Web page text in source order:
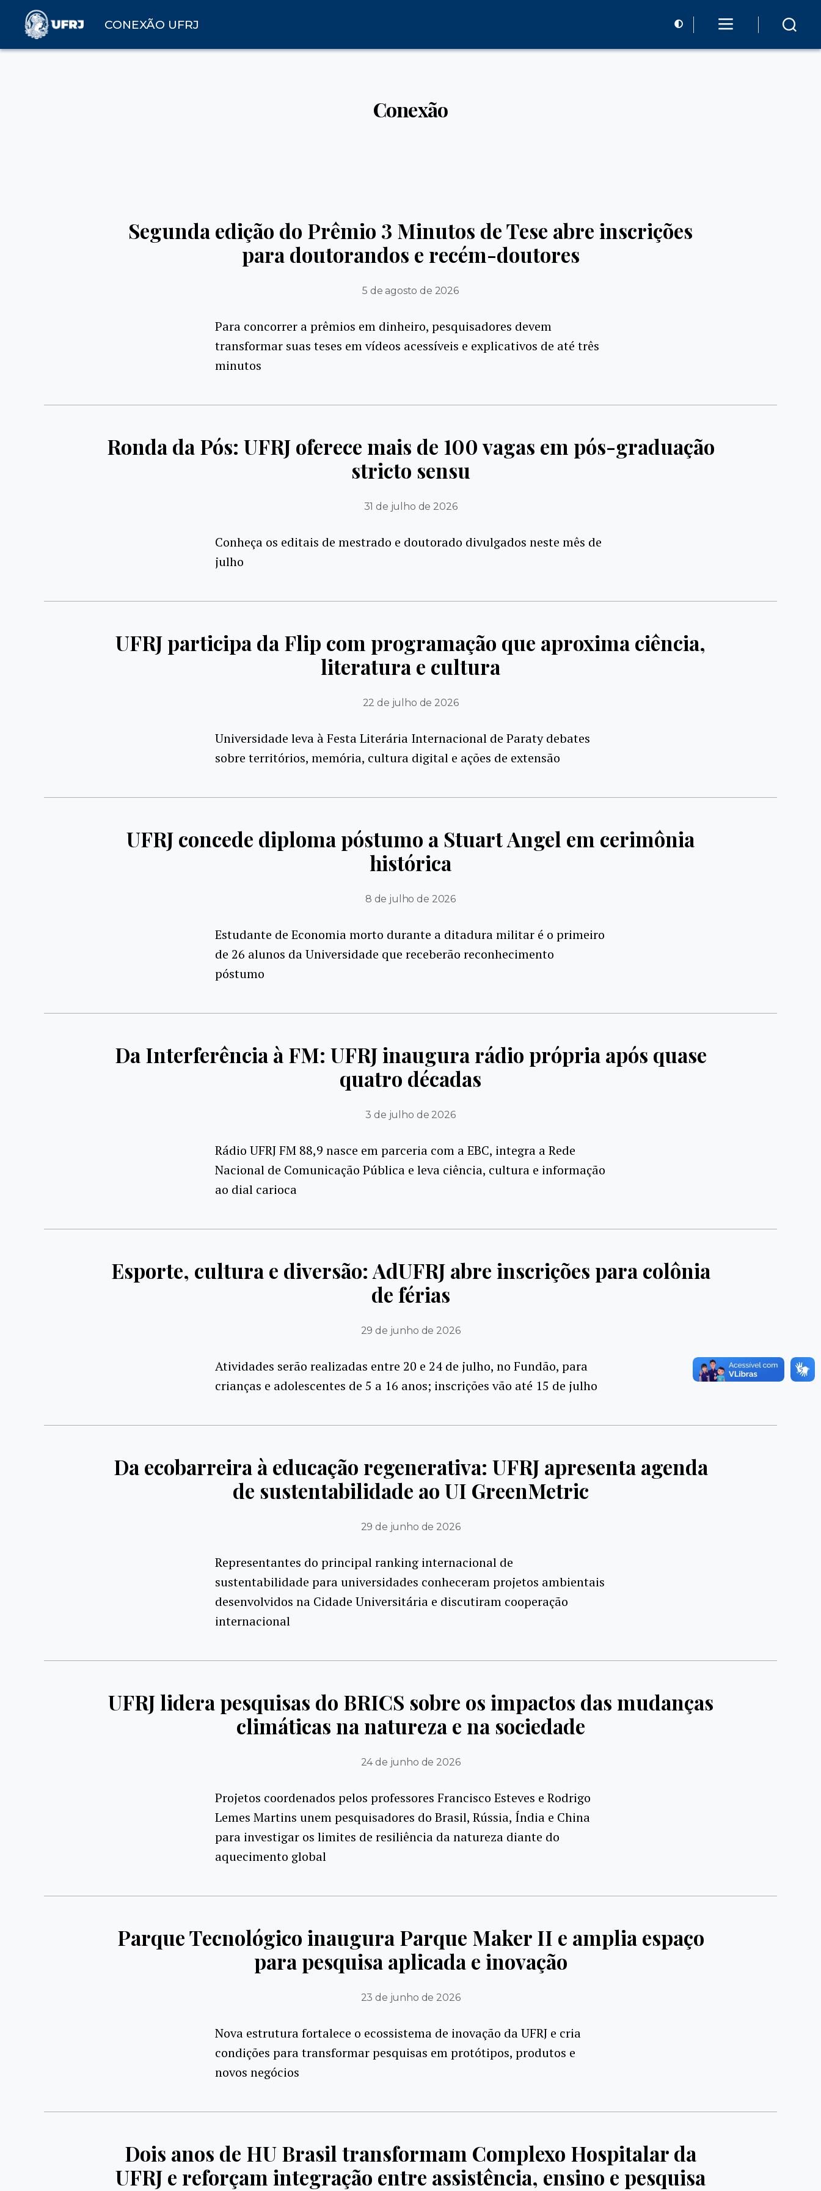
CONEXÃO UFRJ
Conexão
Segunda edição do Prêmio 3 Minutos de Tese abre inscrições
para doutorandos e recém-doutores
5 de agosto de 2026
Para concorrer a prêmios em dinheiro, pesquisadores devem
transformar suas teses em vídeos acessíveis e explicativos de até três
minutos
Ronda da Pós: UFRJ oferece mais de 100 vagas em pós-graduação
stricto sensu
31 de julho de 2026
Conheça os editais de mestrado e doutorado divulgados neste mês de
julho
UFRJ participa da Flip com programação que aproxima ciência,
literatura e cultura
22 de julho de 2026
Universidade leva à Festa Literária Internacional de Paraty debates
sobre territórios, memória, cultura digital e ações de extensão
UFRJ concede diploma póstumo a Stuart Angel em cerimônia
histórica
8 de julho de 2026
Estudante de Economia morto durante a ditadura militar é o primeiro
de 26 alunos da Universidade que receberão reconhecimento
póstumo
Da Interferência à FM: UFRJ inaugura rádio própria após quase
quatro décadas
3 de julho de 2026
Rádio UFRJ FM 88,9 nasce em parceria com a EBC, integra a Rede
Nacional de Comunicação Pública e leva ciência, cultura e informação
ao dial carioca
Esporte, cultura e diversão: AdUFRJ abre inscrições para colônia
de férias
29 de junho de 2026
Atividades serão realizadas entre 20 e 24 de julho, no Fundão, para
crianças e adolescentes de 5 a 16 anos; inscrições vão até 15 de julho
Da ecobarreira à educação regenerativa: UFRJ apresenta agenda
de sustentabilidade ao UI GreenMetric
29 de junho de 2026
Representantes do principal ranking internacional de
sustentabilidade para universidades conheceram projetos ambientais
desenvolvidos na Cidade Universitária e discutiram cooperação
internacional
UFRJ lidera pesquisas do BRICS sobre os impactos das mudanças
climáticas na natureza e na sociedade
24 de junho de 2026
Projetos coordenados pelos professores Francisco Esteves e Rodrigo
Lemes Martins unem pesquisadores do Brasil, Rússia, Índia e China
para investigar os limites de resiliência da natureza diante do
aquecimento global
Parque Tecnológico inaugura Parque Maker II e amplia espaço
para pesquisa aplicada e inovação
23 de junho de 2026
Nova estrutura fortalece o ecossistema de inovação da UFRJ e cria
condições para transformar pesquisas em protótipos, produtos e
novos negócios
Dois anos de HU Brasil transformam Complexo Hospitalar da
UFRJ e reforçam integração entre assistência, ensino e pesquisa